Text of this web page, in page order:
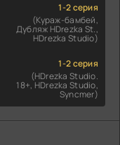
1-2 серия
(Кураж-бамбей,
Дубляж HDrezka St.,
HDrezka Studio)
1-2 серия
(HDrezka Studio.
18+, HDrezka Studio,
Syncmer)